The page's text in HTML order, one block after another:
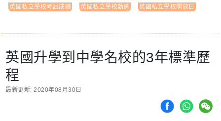
英國私立學校考試成績
英國私立學校動態 英國私立學校開放日
英國升學到中學名校的3年標準歷
程
最新更新: 2020年08月30日